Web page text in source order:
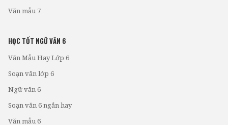
Văn mẫu 7
HỌC TỐT NGỮ VĂN 6
Văn Mẫu Hay Lớp 6
Soạn văn lớp 6
Ngữ văn 6
Soạn văn 6 ngắn hay
Văn mẫu 6